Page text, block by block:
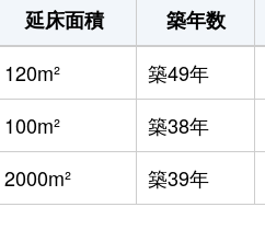
延床面積 築年数
120m² 築49年
100m² 築38年
2000m² 築39年